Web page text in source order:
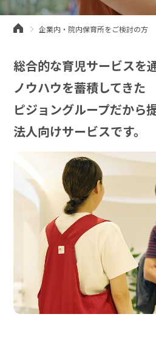
企業内・院内保育所をご検討の方
総合的な育児サービスを通
ノウハウを蓄積してきた
ピジョングループだから
法人向けサービスです。